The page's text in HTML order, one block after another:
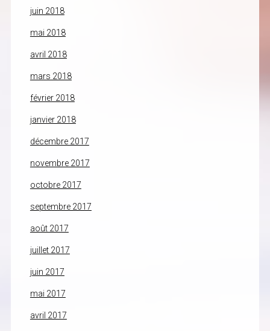
juin 2018
mai 2018
avril 2018
mars 2018
février 2018
janvier 2018
décembre 2017
novembre 2017
octobre 2017
septembre 2017
août 2017
juillet 2017
juin 2017
mai 2017
avril 2017